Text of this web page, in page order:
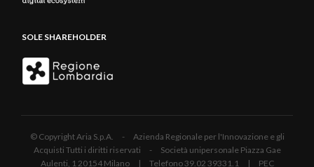
SOLE SHAREHOLDER
© Copyright Aria S.p.A. - Azienda Regionale per l'Innovazione e gli
Acquisti Tutti i diritti riservati - Società unipersonale Piazza Gae
Aulenti, 1 20154 Milano | Telefono 39.02 39331.1 | PEC